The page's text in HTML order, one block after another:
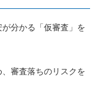
分かる「仮審査」を
審査落ちのリスクを